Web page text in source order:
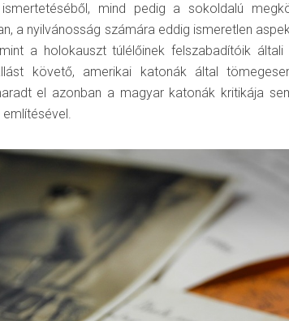
mind pedig a sokoldalú
a nyilvánosság számára eddig ismeretlen
a holokauszt túlélőinek felszabadítóik
követő, amerikai katonák által
el azonban a magyar katonák kritikája